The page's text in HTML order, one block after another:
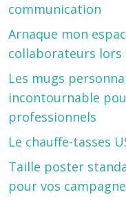
communication
Arnaque mon
collaborateurs lors
Les mugs
incontournable
professionnels
Le chauffe-tasses
Taille poster
pour vos